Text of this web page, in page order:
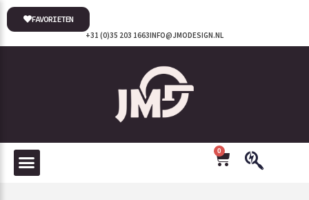
INFO@JMODESIGN.NL
+31 (0)35 203 1663
FAVORIETEN
0